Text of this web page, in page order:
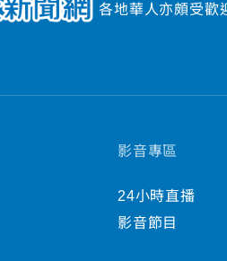
各地華人亦頗受歡
影音專區
24小時直播
影音節目